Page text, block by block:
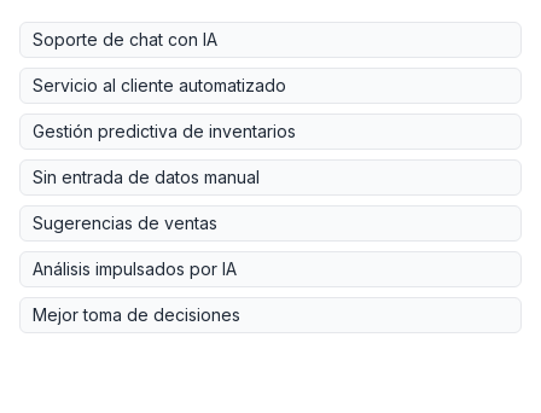
Soporte de chat con IA
Servicio al cliente automatizado
Gestión predictiva de inventarios
Sin entrada de datos manual
Sugerencias de ventas
Análisis impulsados por IA
Mejor toma de decisiones